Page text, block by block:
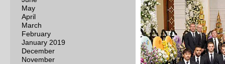
May
April
March
February
January 2019
December
November